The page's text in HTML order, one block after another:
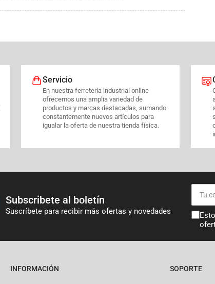
Servicio
En nuestra ferretería industrial online
ofrecemos una amplia variedad de
productos y marcas destacadas, sumando
constantemente nuevos artículos para
igualar la oferta de nuestra tienda física.
Subscribete al boletín
Suscríbete para recibir más ofertas y novedades
Tu
correo
INFORMACIÓN SOPORTE